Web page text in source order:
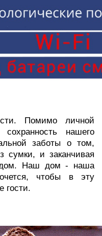
Помимо личной
сохранность нашего
заботы о том,
сумки, и заканчивая
дом. Наш дом - наша
чтобы в эту
гости.